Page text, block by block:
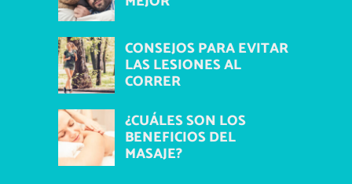
CONSEJOS PARA EVITAR
LAS LESIONES AL
CORRER
¿CUÁLES SON LOS
BENEFICIOS DEL
MASAJE?